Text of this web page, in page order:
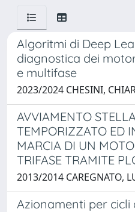
Algoritmi di Deep
diagnostica dei
e multifase
2023/2024 CHESINI,
AVVIAMENTO
TEMPORIZZATO ED
MARCIA DI UN
TRIFASE TRAMITE
2013/2014 CAREGNATO,
Azionamenti per